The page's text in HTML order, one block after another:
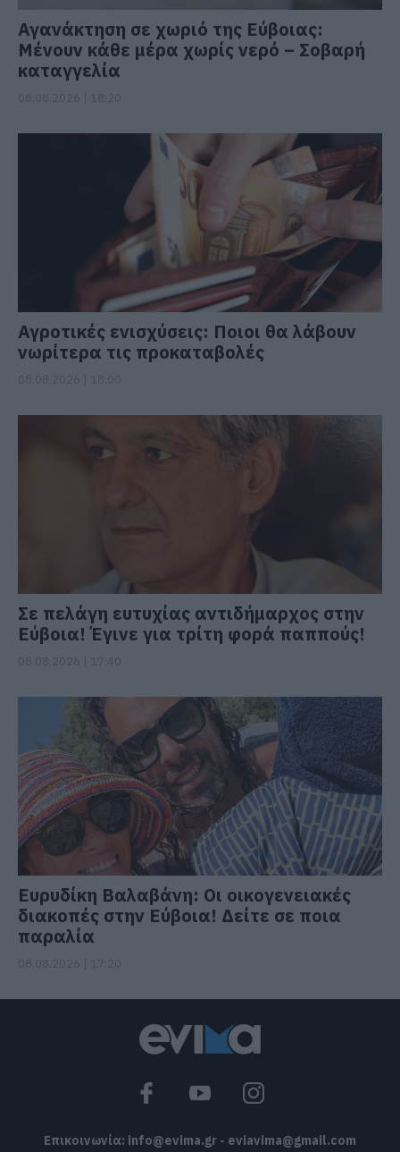
Αγανάκτηση σε χωριό της Εύβοιας:
Μένουν κάθε μέρα χωρίς νερό – Σοβαρή
καταγγελία
Αγροτικές ενισχύσεις: Ποιοι θα λάβουν
νωρίτερα τις προκαταβολές
Σε πελάγη ευτυχίας αντιδήμαρχος στην
Εύβοια! Έγινε για τρίτη φορά παππούς!
Ευρυδίκη Βαλαβάνη: Οι οικογενειακές
διακοπές στην Εύβοια! Δείτε σε ποια
παραλία
Επικοινωνία: info@evima.gr - eviavima@gmail.com